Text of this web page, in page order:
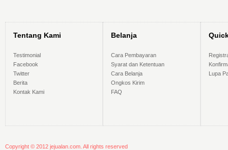
Tentang Kami
Testimonial
Facebook
Twitter
Berita
Kontak Kami
Belanja
Cara Pembayaran
Syarat dan Ketentuan
Cara Belanja
Ongkos Kirim
FAQ
Lupa
Copyright © 2012 jejualan.com. All rights reserved